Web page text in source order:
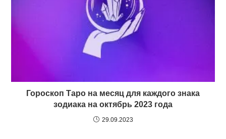
Гороскоп Таро на месяц для каждого знака
зодиака на октябрь 2023 года
29.09.2023